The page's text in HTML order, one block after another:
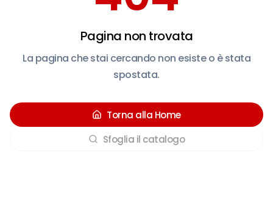
Pagina non trovata
La pagina che stai cercando non esiste o è stata
spostata.
Torna alla Home
Sfoglia il catalogo